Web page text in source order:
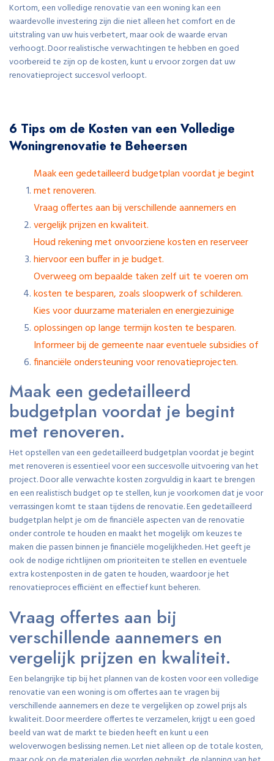
Kortom, een volledige renovatie van een woning kan een
waardevolle investering zijn die niet alleen het comfort en de
uitstraling van uw huis verbetert, maar ook de waarde ervan
verhoogt. Door realistische verwachtingen te hebben en goed
voorbereid te zijn op de kosten, kunt u ervoor zorgen dat uw
renovatieproject succesvol verloopt.
6 Tips om de Kosten van een Volledige
Woningrenovatie te Beheersen
Maak een gedetailleerd budgetplan voordat je begint
met renoveren.
Vraag offertes aan bij verschillende aannemers en
vergelijk prijzen en kwaliteit.
Houd rekening met onvoorziene kosten en reserveer
hiervoor een buffer in je budget.
Overweeg om bepaalde taken zelf uit te voeren om
kosten te besparen, zoals sloopwerk of schilderen.
Kies voor duurzame materialen en energiezuinige
oplossingen op lange termijn kosten te besparen.
Informeer bij de gemeente naar eventuele subsidies of
financiële ondersteuning voor renovatieprojecten.
Maak een gedetailleerd
budgetplan voordat je begint
met renoveren.
Het opstellen van een gedetailleerd budgetplan voordat je begint
met renoveren is essentieel voor een succesvolle uitvoering van het
project. Door alle verwachte kosten zorgvuldig in kaart te brengen
en een realistisch budget op te stellen, kun je voorkomen dat je voor
verrassingen komt te staan tijdens de renovatie. Een gedetailleerd
budgetplan helpt je om de financiële aspecten van de renovatie
onder controle te houden en maakt het mogelijk om keuzes te
maken die passen binnen je financiële mogelijkheden. Het geeft je
ook de nodige richtlijnen om prioriteiten te stellen en eventuele
extra kostenposten in de gaten te houden, waardoor je het
renovatieproces efficiënt en effectief kunt beheren.
Vraag offertes aan bij
verschillende aannemers en
vergelijk prijzen en kwaliteit.
Een belangrijke tip bij het plannen van de kosten voor een volledige
renovatie van een woning is om offertes aan te vragen bij
verschillende aannemers en deze te vergelijken op zowel prijs als
kwaliteit. Door meerdere offertes te verzamelen, krijgt u een goed
beeld van wat de markt te bieden heeft en kunt u een
weloverwogen beslissing nemen. Let niet alleen op de totale kosten,